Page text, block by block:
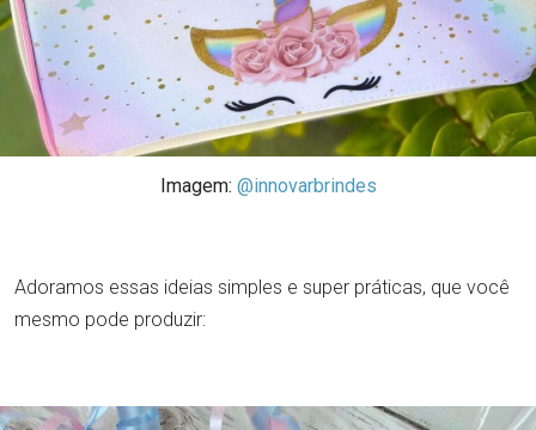
Imagem: @innovarbrindes
Adoramos essas ideias simples e super práticas, que você
mesmo pode produzir: